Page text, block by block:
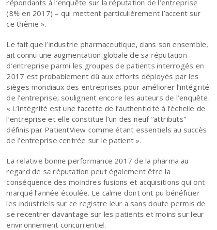
répondants à l’enquête sur la réputation de l’entreprise
(8% en 2017) – qui mettent particulièrement l’accent sur
ce thème ».
Le fait que l’industrie pharmaceutique, dans son ensemble,
ait connu une augmentation globale de sa réputation
d’entreprise parmi les groupes de patients interrogés en
2017 est probablement dû aux efforts déployés par les
sièges mondiaux des entreprises pour améliorer l’intégrité
de l’entreprise, soulignent encore les auteurs de l’enquête.
« L’intégrité est une facette de l’authenticité à l’échelle de
l’entreprise et elle constitue l’un des neuf “attributs“
définis par PatientView comme étant essentiels au succès
de l’entreprise centrée sur le patient ».
La relative bonne performance 2017 de la pharma au
regard de sa réputation peut également être la
conséquence des moindres fusions et acquisitions qui ont
marqué l’année écoulée. Le calme dont ont pu bénéficier
les industriels sur ce registre leur a sans doute permis de
se recentrer davantage sur les patients et moins sur leur
environnement concurrentiel.